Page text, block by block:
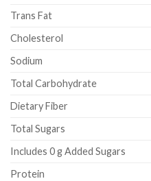
Trans Fat
Cholesterol
Sodium
Total Carbohydrate
Dietary Fiber
Total Sugars
Includes 0 g Added Sugars
Protein